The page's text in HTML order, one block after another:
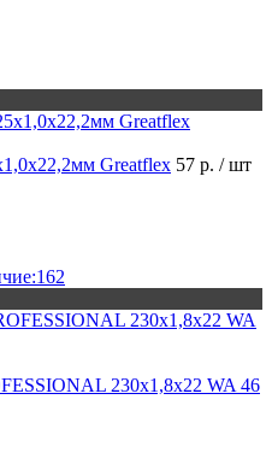
Greatflex 57 р. / шт
230х1,8х22 WA 46